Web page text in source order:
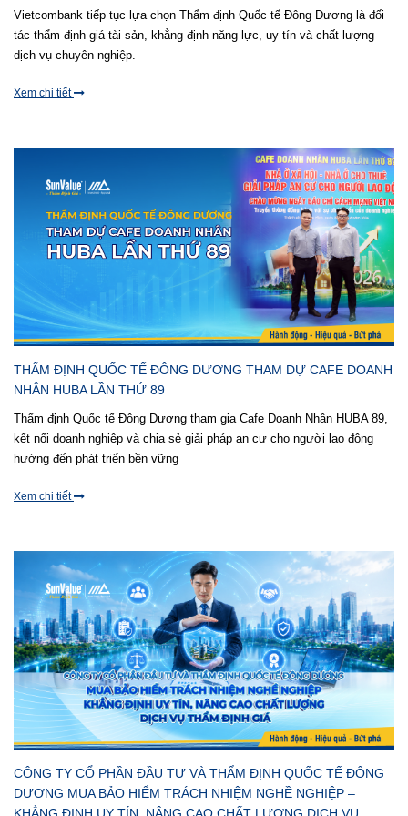
Vietcombank tiếp tục lựa chọn Thẩm định Quốc tế Đông Dương là đối
tác thẩm định giá tài sản, khẳng định năng lực, uy tín và chất lượng
dịch vụ chuyên nghiệp.
Xem chi tiết
THẨM ĐỊNH QUỐC TẾ ĐÔNG DƯƠNG THAM DỰ CAFE DOANH
NHÂN HUBA LẦN THỨ 89
Thẩm định Quốc tế Đông Dương tham gia Cafe Doanh Nhân HUBA 89,
kết nối doanh nghiệp và chia sẻ giải pháp an cư cho người lao động
hướng đến phát triển bền vững
Xem chi tiết
CÔNG TY CỔ PHẦN ĐẦU TƯ VÀ THẨM ĐỊNH QUỐC TẾ ĐÔNG
DƯƠNG MUA BẢO HIỂM TRÁCH NHIỆM NGHỀ NGHIỆP –